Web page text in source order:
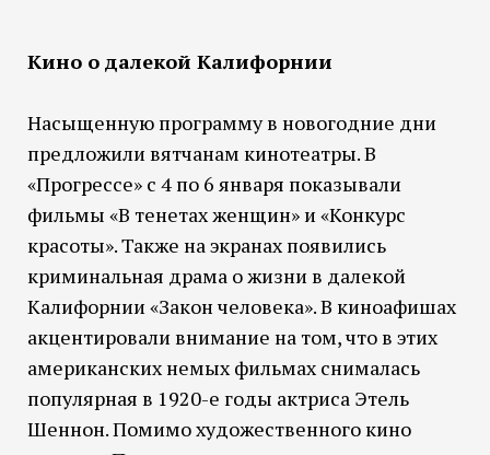
Кино о далекой Калифорнии
Насыщенную программу в новогодние дни
предложили вятчанам кинотеатры. В
«Прогрессе» с 4 по 6 января показывали
фильмы «В тенетах женщин» и «Конкурс
красоты». Также на экранах появились
криминальная драма о жизни в далекой
Калифорнии «Закон человека». В киноафишах
акцентировали внимание на том, что в этих
американских немых фильмах снималась
популярная в 1920-е годы актриса Этель
Шеннон. Помимо художественного кино